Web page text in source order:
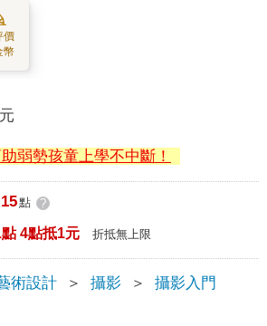
價
幣
元
弱勢孩童上學不中斷！
15點 ?
4點抵1元 折抵無上限
術設計 ＞ 攝影 ＞ 攝影入門